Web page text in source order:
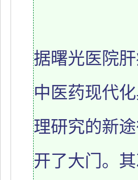
据曙光医院
中医药现代
理研究的新
开了大门。